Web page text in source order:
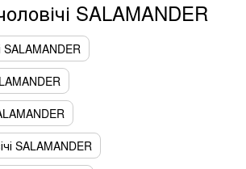
SALAMANDER
SALAMANDER
SALAMANDER